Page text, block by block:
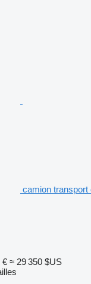
camion transport
€ ≈ 29 350 $US